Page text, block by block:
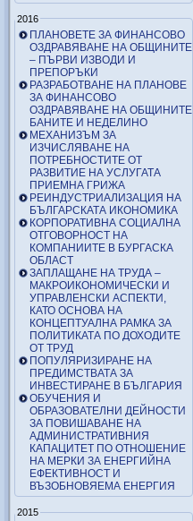
2016
ПЛАНОВЕТЕ ЗА ФИНАНСОВО
ОЗДРАВЯВАНЕ НА ОБЩИНИТЕ
– ПЪРВИ ИЗВОДИ И
ПРЕПОРЪКИ
РАЗРАБОТВАНЕ НА ПЛАНОВЕ
ЗА ФИНАНСОВО
ОЗДРАВЯВАНЕ НА ОБЩИНИТЕ
БАНИТЕ И НЕДЕЛИНО
МЕХАНИЗЪМ ЗА
ИЗЧИСЛЯВАНЕ НА
ПОТРЕБНОСТИТЕ ОТ
РАЗВИТИЕ НА УСЛУГАТА
ПРИЕМНА ГРИЖА
РЕИНДУСТРИАЛИЗАЦИЯ НА
БЪЛГАРСКАТА ИКОНОМИКА
КОРПОРАТИВНА СОЦИАЛНА
ОТГОВОРНОСТ НА
КОМПАНИИТЕ В БУРГАСКА
ОБЛАСТ
ЗАПЛАЩАНЕ НА ТРУДА –
МАКРОИКОНОМИЧЕСКИ И
УПРАВЛЕНСКИ АСПЕКТИ,
КАТО ОСНОВА НА
КОНЦЕПТУАЛНА РАМКА ЗА
ПОЛИТИКАТА ПО ДОХОДИТЕ
ОТ ТРУД
ПОПУЛЯРИЗИРАНЕ НА
ПРЕДИМСТВАТА ЗА
ИНВЕСТИРАНЕ В БЪЛГАРИЯ
ОБУЧЕНИЯ И
ОБРАЗОВАТЕЛНИ ДЕЙНОСТИ
ЗА ПОВИШАВАНЕ НА
АДМИНИСТРАТИВНИЯ
КАПАЦИТЕТ ПО ОТНОШЕНИЕ
НА МЕРКИ ЗА ЕНЕРГИЙНА
ЕФЕКТИВНОСТ И
ВЪЗОБНОВЯЕМА ЕНЕРГИЯ
2015